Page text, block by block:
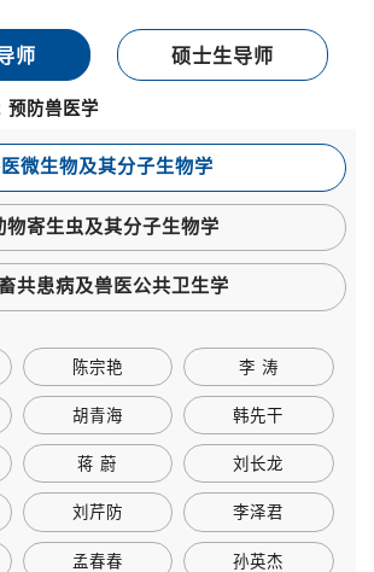
师 硕士生导师
预防兽医学
微生物及其分子生物学
物寄生虫及其分子生物学
共患病及兽医公共卫生学
陈宗艳 李 涛
胡青海 韩先干
蒋 蔚 刘长龙
刘芹防 李泽君
孟春春 孙英杰